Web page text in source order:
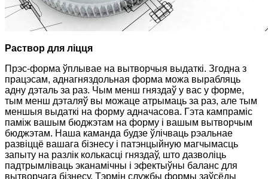
Раствор для ліцця
Прэс-форма ўплывае на вытворчыя выдаткі. Згодна з
працэсам, аднагняздольная форма можа вырабляць
адну дэталь за раз. Чым менш гняздаў у вас у форме,
тым менш дэталяў вы можаце атрымаць за раз, але тым
меншыя выдаткі на форму адначасова. Гэта кампраміс
паміж вашым бюджэтам на форму і вашым вытворчым
бюджэтам. Наша каманда будзе ўлічваць рэальнае
развіццё вашага бізнесу і патэнцыйную магчымасць
запыту на разлік колькасці гняздаў, што дазволіць
падтрымліваць эканамічны і эфектыўны баланс для
вытворчага бізнесу. Тэрмін службы формы заўсёды